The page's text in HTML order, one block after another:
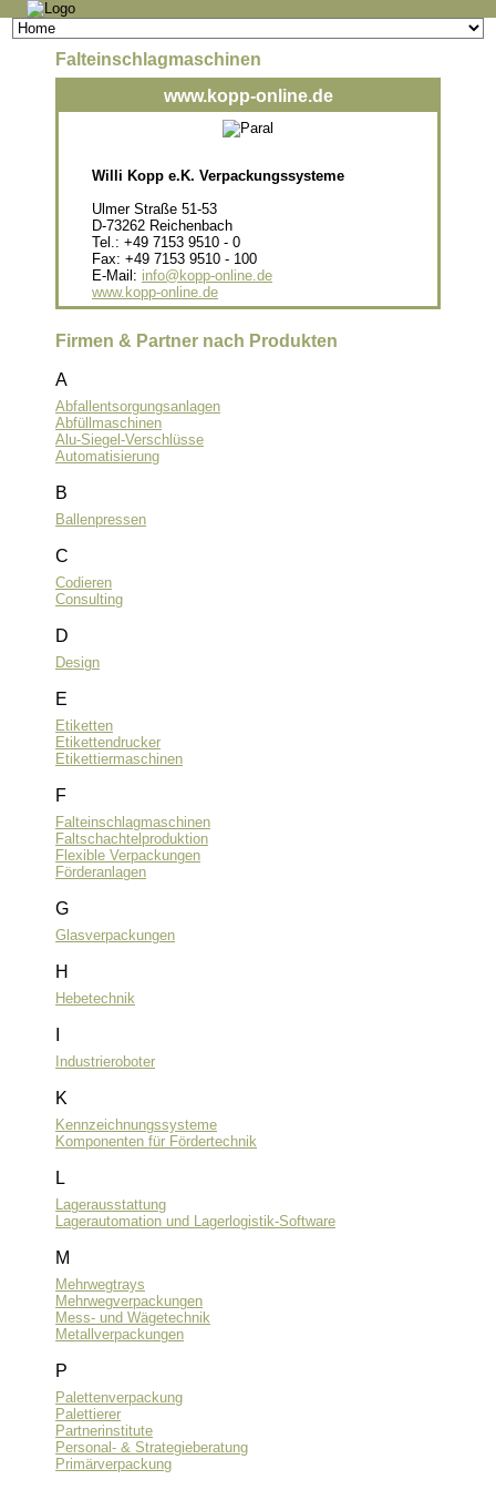
Navigation
überspringen
Falteinschlagmaschinen
www.kopp-online.de
Willi Kopp e.K. Verpackungssysteme
Ulmer Straße 51-53
D-73262 Reichenbach
Tel.: +49 7153 9510 - 0
Fax: +49 7153 9510 - 100
E-Mail: info@kopp-online.de
www.kopp-online.de
Firmen & Partner nach Produkten
A
Abfallentsorgungsanlagen
Abfüllmaschinen
Alu-Siegel-Verschlüsse
Automatisierung
B
Ballenpressen
C
Codieren
Consulting
D
Design
E
Etiketten
Etikettendrucker
Etikettiermaschinen
F
Falteinschlagmaschinen
Faltschachtelproduktion
Flexible Verpackungen
Förderanlagen
G
Glasverpackungen
H
Hebetechnik
Industrieroboter
K
Kennzeichnungssysteme
Komponenten für Fördertechnik
L
Lagerausstattung
Lagerautomation und Lagerlogistik-Software
M
Mehrwegtrays
Mehrwegverpackungen
Mess- und Wägetechnik
Metallverpackungen
P
Palettenverpackung
Palettierer
Partnerinstitute
Personal- & Strategieberatung
Primärverpackung